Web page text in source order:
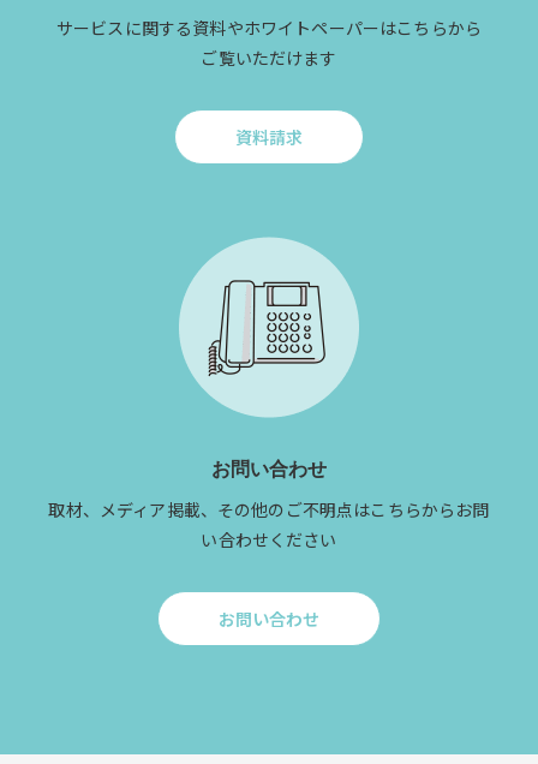
サービスに関する資料やホワイトペーパーはこちらから
ご覧いただけます
資料請求
Click
請
お問い合わせ
取材、メディア掲載、その他のご不明点はこちらからお問
い合わせください
お問い合わせ
Click
合